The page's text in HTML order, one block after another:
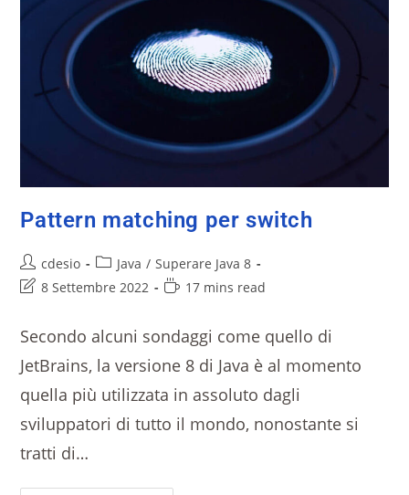
Pattern matching per switch
cdesio Java / Superare Java 8
8 Settembre 2022
17 mins read
Secondo alcuni sondaggi come quello di
JetBrains, la versione 8 di Java è al momento
quella più utilizzata in assoluto dagli
sviluppatori di tutto il mondo, nonostante si
tratti di…